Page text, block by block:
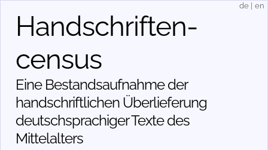
Handschriften­
census
Eine Bestandsaufnahme der
handschriftlichen Über­lieferung
deutschsprachiger Texte des
Mittelalters
de en